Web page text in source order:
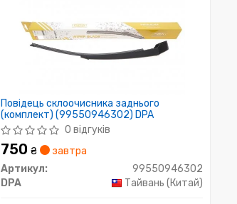
Повідець склоочисника заднього
(комплект) (99550946302) DPA
0 відгуків
750₴
завтра
Артикул:
99550946302
DPA
Тайвань (Китай)